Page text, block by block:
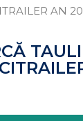
AN